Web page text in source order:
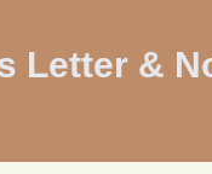
Letter &